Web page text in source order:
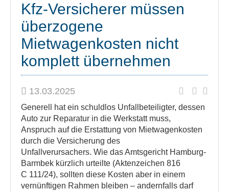
Kfz-Versicherer müssen
überzogene
Mietwagenkosten nicht
komplett übernehmen
13.03.2025
Generell hat ein schuldlos Unfallbeteiligter, dessen
Auto zur Reparatur in die Werkstatt muss,
Anspruch auf die Erstattung von Mietwagenkosten
durch die Versicherung des
Unfallverursachers. Wie das Amtsgericht Hamburg-
Barmbek kürzlich urteilte (Aktenzeichen 816
C 111/24), sollten diese Kosten aber in einem
vernünftigen Rahmen bleiben – andernfalls darf